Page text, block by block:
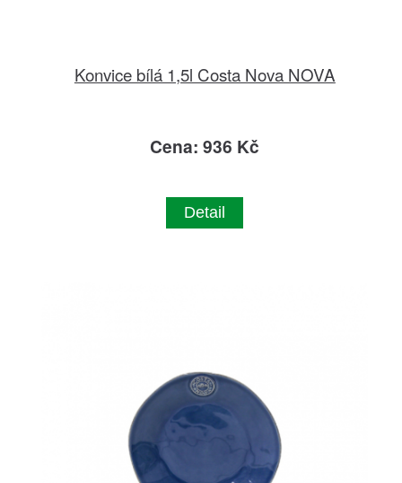
Konvice bílá 1,5l Costa Nova NOVA
Cena: 936 Kč
Detail